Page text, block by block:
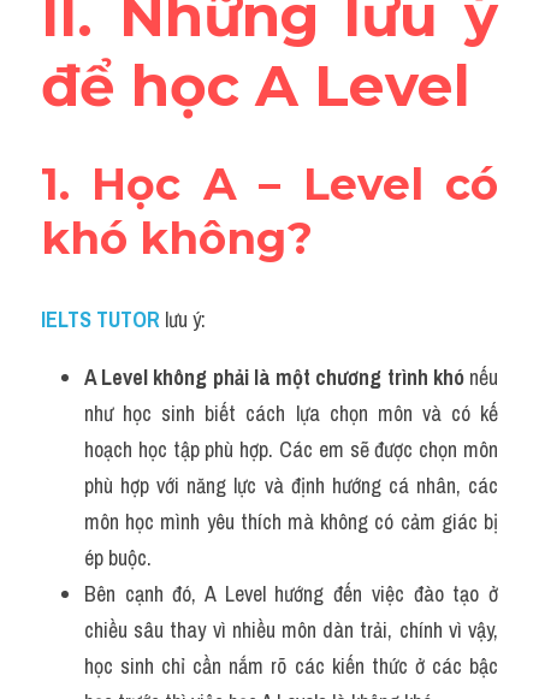
II. Những lưu ý
để học A Level
1. Học A – Level có
khó không?
IELTS TUTOR lưu ý:
A Level không phải là một chương trình khó nếu
như học sinh biết cách lựa chọn môn và có kế
hoạch học tập phù hợp. Các em sẽ được chọn môn
phù hợp với năng lực và định hướng cá nhân, các
môn học mình yêu thích mà không có cảm giác bị
ép buộc.
Bên cạnh đó, A Level hướng đến việc đào tạo ở
chiều sâu thay vì nhiều môn dàn trải, chính vì vậy,
học sinh chỉ cần nắm rõ các kiến thức ở các bậc